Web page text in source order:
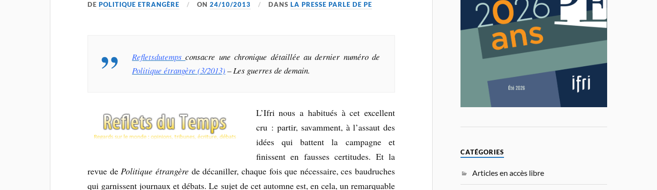
DEPOLITIQUE ETRANGÈRE ON24/10/2013 DANSLA PRESSE PARLE DE PE
Refletsdutempsconsacre une chronique détaillée au dernier numéro de
Politique étrangère (3/2013) –Les guerres de demain.
L’Ifri nous a habitués à cet excellent
cru : partir, savamment, à l’assaut des
idées qui battent la campagne et
finissent en fausses certitudes. Et la
revue de Politique étrangère de décaniller, chaque fois que nécessaire, ces baudruches
qui garnissent journaux et débats. Le sujet de cet automne est, en cela, un remarquable
CATÉGORIES
Articles en accès libre